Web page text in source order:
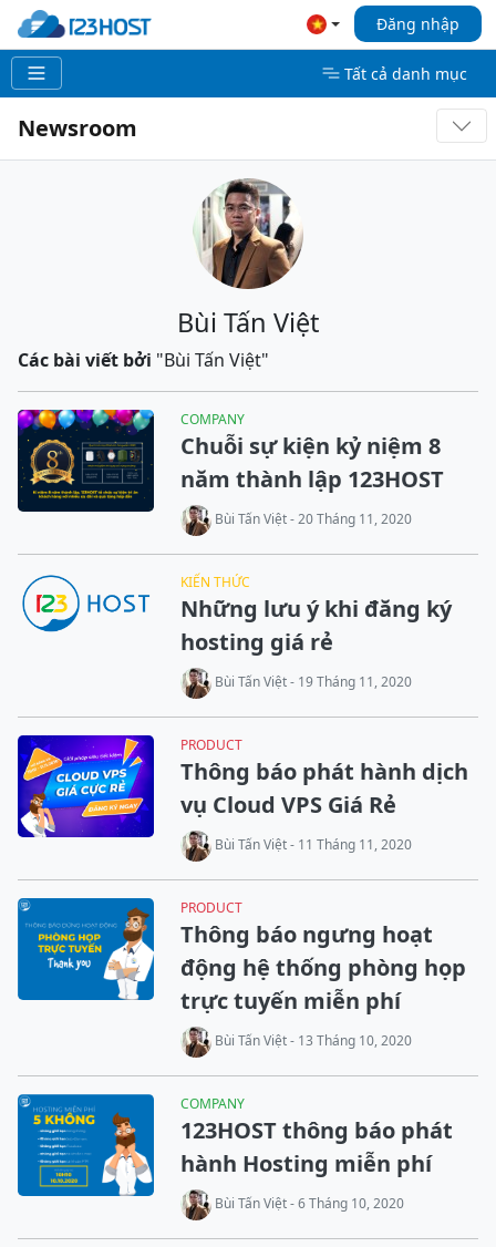
Đăng nhập
Tất cả danh mục
Newsroom
Bùi Tấn Việt
Các bài viết bởi "Bùi Tấn Việt"
COMPANY
Chuỗi sự kiện kỷ niệm 8
năm thành lập 123HOST
Bùi Tấn Việt - 20 Tháng 11, 2020
KIẾN THỨC
Những lưu ý khi đăng ký
hosting giá rẻ
Bùi Tấn Việt - 19 Tháng 11, 2020
PRODUCT
Thông báo phát hành dịch
vụ Cloud VPS Giá Rẻ
Bùi Tấn Việt - 11 Tháng 11, 2020
PRODUCT
Thông báo ngưng hoạt
động hệ thống phòng họp
trực tuyến miễn phí
Bùi Tấn Việt - 13 Tháng 10, 2020
COMPANY
123HOST thông báo phát
hành Hosting miễn phí
Bùi Tấn Việt - 6 Tháng 10, 2020